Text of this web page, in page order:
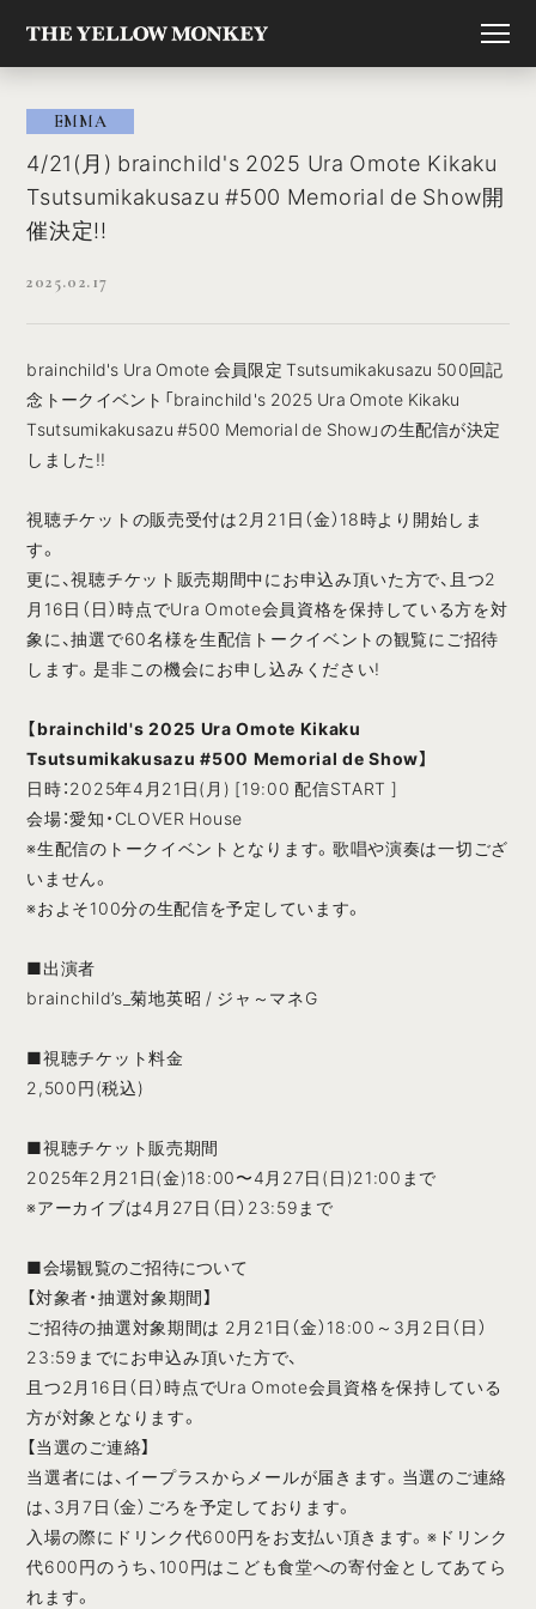
EMMA
4/21(月) brainchild's 2025 Ura Omote Kikaku
Tsutsumikakusazu #500 Memorial de Show開
催決定!!
2025.02.17
brainchild's Ura Omote 会員限定 Tsutsumikakusazu 500回記
念トークイベント「brainchild's 2025 Ura Omote Kikaku
Tsutsumikakusazu #500 Memorial de Show」の生配信が決定
しました!!
視聴チケットの販売受付は2月21日（金）18時より開始しま
す。
更に、視聴チケット販売期間中にお申込み頂いた方で、且つ2
月16日（日）時点でUra Omote会員資格を保持している方を対
象に、抽選で60名様を生配信トークイベントの観覧にご招待
します。是非この機会にお申し込みください!
【brainchild's 2025 Ura Omote Kikaku
Tsutsumikakusazu #500 Memorial de Show】
日時：2025年4月21日(月) [19:00 配信START ]
会場：愛知・CLOVER House
※生配信のトークイベントとなります。歌唱や演奏は一切ござ
いません。
※およそ100分の生配信を予定しています。
■出演者
brainchild’s_菊地英昭 / ジャ～マネG
■視聴チケット料金
2,500円(税込)
■視聴チケット販売期間
2025年2月21日(金)18:00〜4月27日(日)21:00まで
※アーカイブは4月27日（日）23:59まで
■会場観覧のご招待について
【対象者・抽選対象期間】
ご招待の抽選対象期間は 2月21日（金）18:00～3月2日（日）
23:59までにお申込み頂いた方で、
且つ2月16日（日）時点でUra Omote会員資格を保持している
方が対象となります。
【当選のご連絡】
当選者には、イープラスからメールが届きます。当選のご連絡
は、3月7日（金）ごろを予定しております。
入場の際にドリンク代600円をお支払い頂きます。※ドリンク
代600円のうち、100円はこども食堂への寄付金としてあてら
れます。